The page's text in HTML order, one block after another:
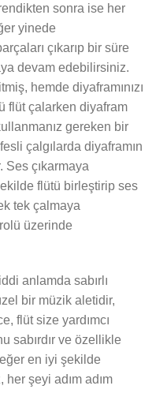
sonra ise her
yinede
çıkarıp bir süre
devam edebilirsiniz.
hemde diyaframınızı
flüt çalarken diyafram
gereken bir
çalgılarda diyaframın
Ses çıkarmaya
flütü birleştirip ses
tek çalmaya
üzerinde
anlamda sabırlı
bir müzik aletidir,
flüt size yardımcı
sabırdır ve özellikle
en iyi şekilde
şeyi adım adım